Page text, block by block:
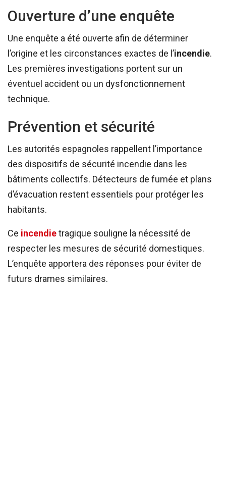
Ouverture d’une enquête
Une enquête a été ouverte afin de déterminer
l’origine et les circonstances exactes de l’incendie.
Les premières investigations portent sur un
éventuel accident ou un dysfonctionnement
technique.
Prévention et sécurité
Les autorités espagnoles rappellent l’importance
des dispositifs de sécurité incendie dans les
bâtiments collectifs. Détecteurs de fumée et plans
d’évacuation restent essentiels pour protéger les
habitants.
Ce incendietragique souligne la nécessité de
respecter les mesures de sécurité domestiques.
L’enquête apportera des réponses pour éviter de
futurs drames similaires.